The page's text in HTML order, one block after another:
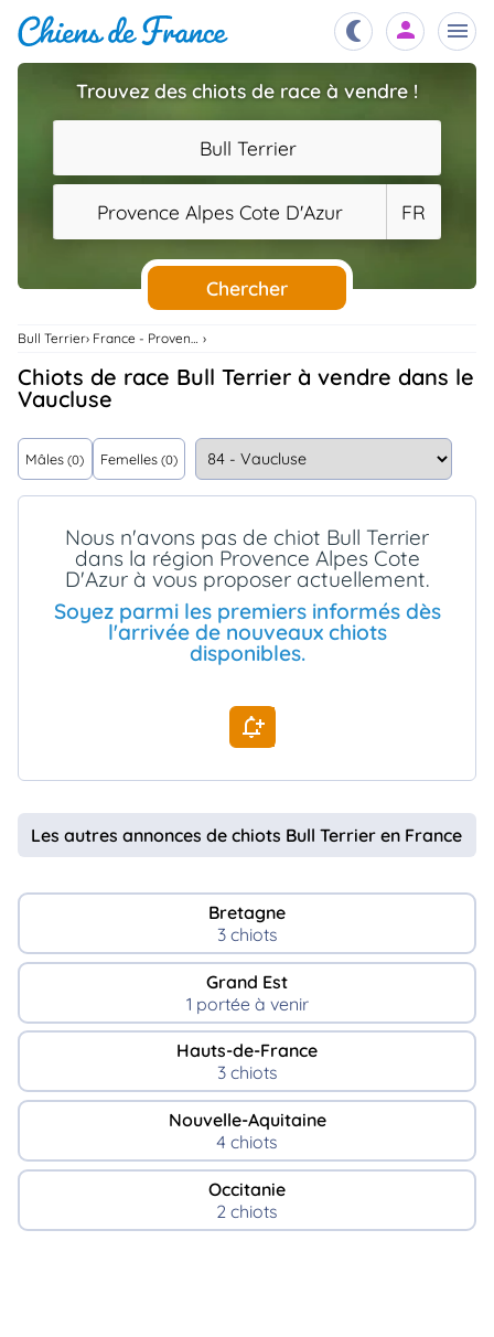
Chiots
Éleveurs
Étalons
Chiens
Services
..
Assurances
Connexion
Trouvez des chiots de race à vendre !
Bull Terrier
Provence Alpes Cote D'Azur FR
Chercher
Bull Terrier France - Provence Alpes Cote D'Azur
Chiots de race Bull Terrier à vendre dans le
Vaucluse
Mâles (0) Femelles (0)
Nous n'avons pas de chiot Bull Terrier
dans la région Provence Alpes Cote
D'Azur à vous proposer actuellement.
Soyez parmi les premiers informés dès
l'arrivée de nouveaux chiots
disponibles.
Les autres annonces de chiots Bull Terrier en France
Bretagne
3 chiots
Grand Est
1 portée à venir
Hauts-de-France
3 chiots
Nouvelle-Aquitaine
4 chiots
Occitanie
2 chiots